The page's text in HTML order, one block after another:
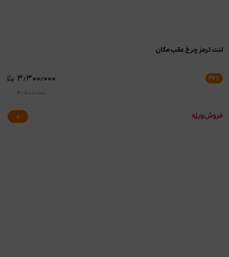
لنت ترمز چرخ عقب مگان
۲۷٪ ۳٫۳۰۰٫۰۰۰